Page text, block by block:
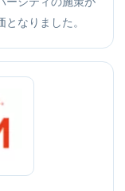
なりました。